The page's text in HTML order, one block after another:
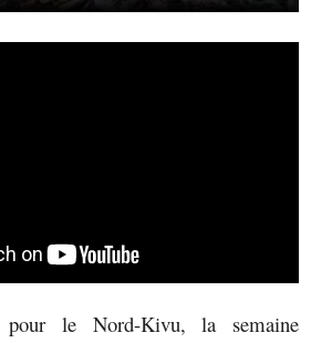
pour le Nord-Kivu, la semaine